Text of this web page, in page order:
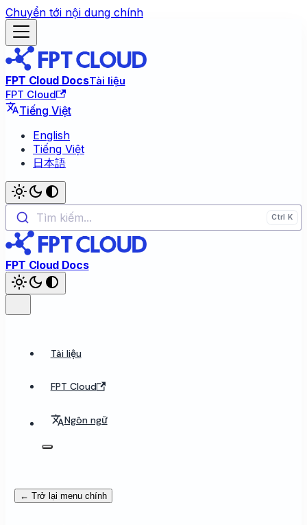
Chuyển tới nội dung chính
FPT Cloud DocsTài liệu
FPT Cloud
Tiếng Việt
English
Tiếng Việt
日本語
Tìm kiếm...
FPT Cloud Docs
Tài liệu
FPT Cloud
Ngôn ngữ
← Trở lại menu chính